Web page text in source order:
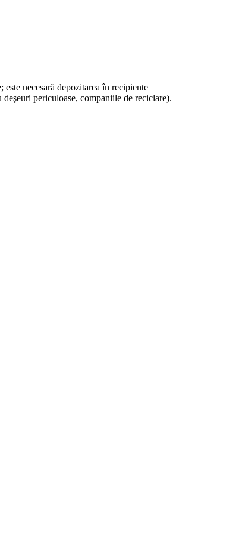
necesară depozitarea în recipiente
periculoase, companiile de reciclare).